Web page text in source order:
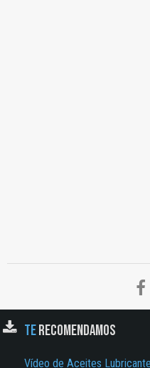
TERECOMENDAMOS
Vídeo de Aceites